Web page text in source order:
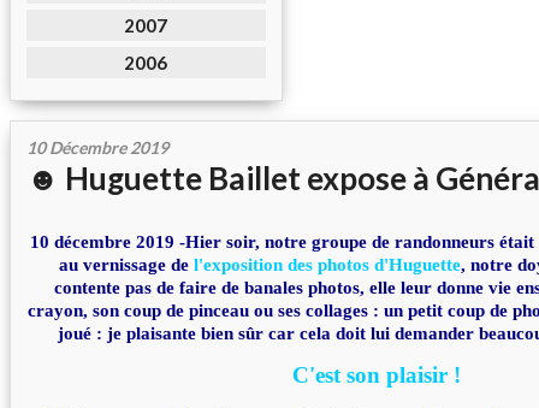
2007
2006
10 Décembre 2019
☻ Huguette Baillet expose à
10 décembre 2019 -Hier soir, notre groupe de randonneurs
au vernissage de l'exposition des photos d'Huguette, notre
contente pas de faire de banales photos, elle leur donne vie
crayon, son coup de pinceau ou ses collages : un petit coup de
joué : je plaisante bien sûr car cela doit lui demander
C'est son plaisir !